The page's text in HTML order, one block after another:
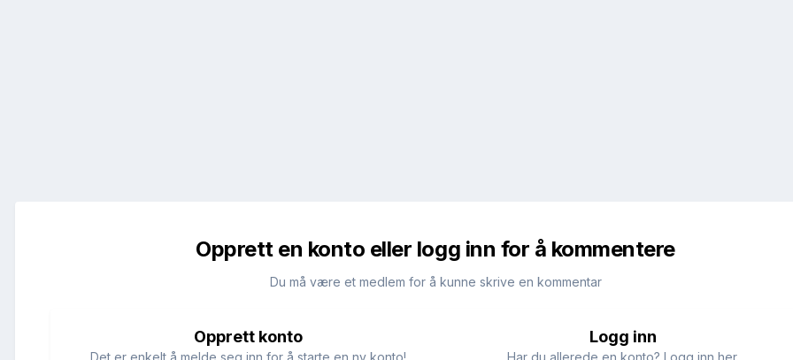
Opprett en konto eller logg inn for å kommentere
Du må være et medlem for å kunne skrive en kommentar
Opprett konto Logg inn